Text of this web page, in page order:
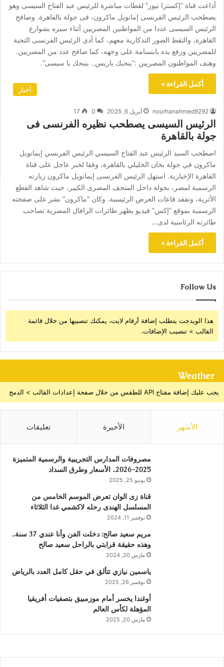
أذاعت قناة “إكسترا نيوز” لقطات مباشرة للرئيس عبد الفتاح السيسى وهو
يصطحب الرئيس الفرنسى إمانويل ماكرون، فى جولة بالقاهرة. وصافح
الرئيس السيسى عددا من المواطنين المصريين أثناء سيره بشوارع
القاهرة، والتقط الصور التذكارية معهم، كما أدى الرئيس الفرنسى التحية
للمصريين ورفع يده بابتسامة على وجهه، كما صافح عدد من المصريين.
وهتف المواطنون المصريين :”بنحبك ياريس.. بنبحك با سيسى”.
أكمل القراءة »
أخبار
nourhanahmed9292 أبريل 6, 2025 0
17
الرئيس السيسى يصطحب نظيره الفرنسى فى
جولة بالقاهرة
اصطحب السيد الرئيس عبد الفتاح السيسي الرئيس الفرنسي إيمانويل
ماكرون في جولة بخان الخليلي بالقاهرة، وفقا لخبر عاجل على قناة
القاهرة الإخبارية. استهل الرئيس الفرنسى إيمانويل ماكرون زيارته
الرسمية لمصر، بجولة داخل المتحف المصرى الكبير، حيث شاهد القطع
الأثرية، وتفقد قاعات العرض الرئيسية. وكان “ماكرون” نشر على صفحته
الرسمية بموقع “إكس” فيديو يظهر طائرات الرافال المصرية تصاحب
طائرته الرئاسية لدى…
أكمل القراءة »
Follow Us
هذا الويدجت يتطلب إضافة أرقام لايت، يمكنك تنصيبها من خلال قائمة
القالب > تنصيب الإضافات.
Weather
يجب عليك إضافة مفتاح API للطقس من خلال صفحة إعدادات القالب > الدمج
الأشهر الأخيرة تعليقات
مصروفات المدارس التجريبية والرسمية المتميزة
2025-2026.. الأسعار وطرق السداد
يونيو 25, 2025
قناة زى الوان تعرض الموسم الخامس من
المسلسل الهندى رحله لاكشمي غدا الثلاثاء
نوفمبر 11, 2024
مريم سعيد صالح: دخلت الفن وأنا عندي 37 سنة..
وهذه حقيقة قرابتي بالراحل سعيد صالح
مارس 20, 2024
ياسمين نيازي تتألق في حقل كامل العدد بالرياض
نوفمبر 26, 2025
أوغندا يخسر أمام موزمبيق بتصفيات أفريقيا
المؤهلة لكأس العالم
مارس 20, 2025